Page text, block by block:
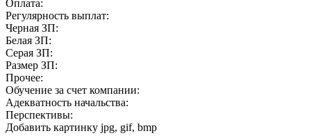
Оплата:
Регулярность выплат:
Черная ЗП:
Белая ЗП:
Серая ЗП:
Размер ЗП:
Прочее:
Обучение за счет компании:
Адекватность начальства:
Перспективы:
Добавить картинку jpg, gif, bmp